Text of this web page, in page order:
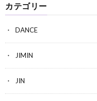
カテゴリー
DANCE
JIMIN
JIN